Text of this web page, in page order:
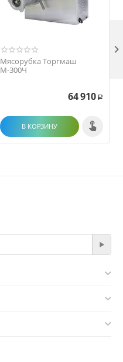
Мясорубка Торгмаш
М-300Ч
64 910 Р
В КОРЗИНУ
